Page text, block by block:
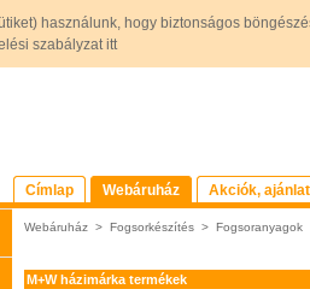
használunk, hogy biztonságos
szabályzat itt
Címlap Webáruház
Akciók,
Webáruház > Fogsorkészítés > Fogsoranyagok
M+W házimárka termékek